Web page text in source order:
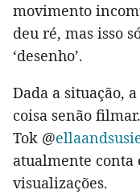
movimento
deu ré, mas isso
‘desenho’.
Dada a situação,
coisa senão
Tok @
atualmente conta
visualizações.